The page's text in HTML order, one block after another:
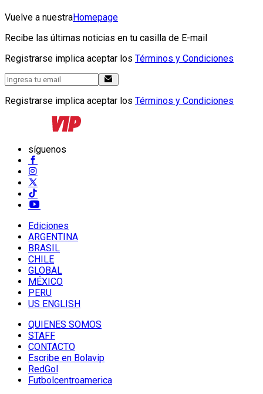
Vuelve a nuestraHomepage
Recibe las últimas noticias en tu casilla de E-mail
Registrarse implica aceptar los Términos y Condiciones
Registrarse implica aceptar los Términos y Condiciones
síguenos
Ediciones
ARGENTINA
BRASIL
CHILE
GLOBAL
MÉXICO
PERU
US ENGLISH
QUIENES SOMOS
STAFF
CONTACTO
Escribe en Bolavip
RedGol
Futbolcentroamerica